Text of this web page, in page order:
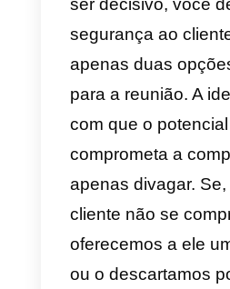
deixar passar.
Uma das
quais as
demonstração
que o
interessado
Quando uma